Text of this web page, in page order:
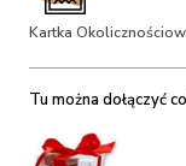
Kartka
Tu można dołączyć